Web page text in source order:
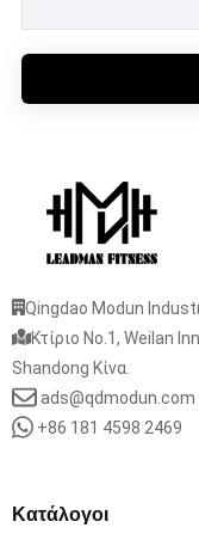
Qingdao Modun
Κτίριο No.1, Weilan
Shandong Κίνα.
ads@qdmodun.com
+86 181 4598 2469
Κατάλογοι